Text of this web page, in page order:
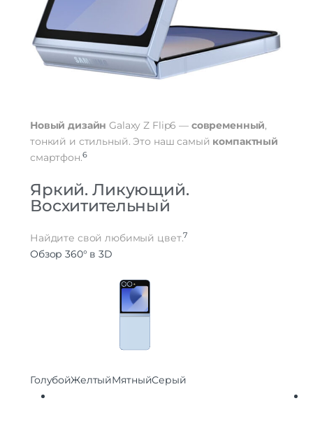
Новый дизайн Galaxy Z Flip6 — современный,
тонкий и стильный. Это наш самый компактный
смартфон.6
Яркий. Ликующий.
Восхитительный
Найдите свой любимый цвет.7
Обзор 360° в 3D
ГолубойЖелтыйМятныйСерый